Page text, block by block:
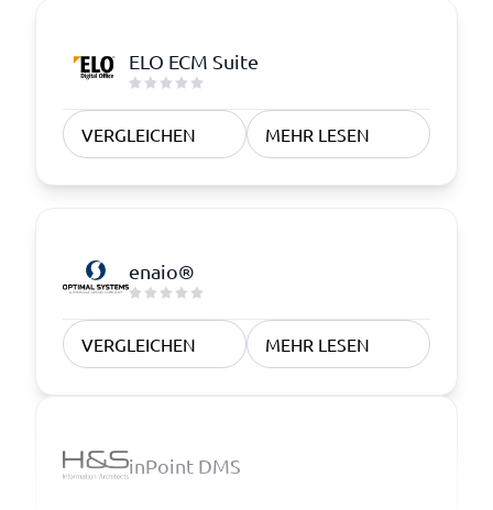
ELO ECM Suite
VERGLEICHEN MEHR LESEN
enaio®
VERGLEICHEN MEHR LESEN
inPoint DMS